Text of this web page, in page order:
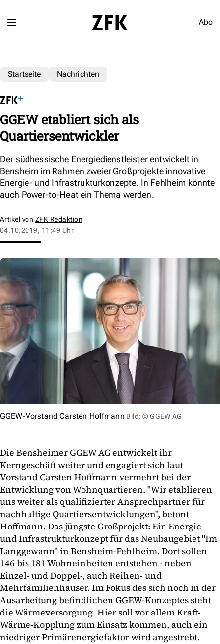
Abo
Startseite Nachrichten
GGEW etabliert sich als
Quartiersentwickler
Der südhessische Energiedienstleister entwickelt in
Bensheim im Rahmen zweier Großprojekte innovative
Energie- und Infrastrukturkonzepte. In Fehlheim könnte
auch Power-to-Heat ein Thema werden.
Artikel von ZFK Redaktion
04.10.2019, 11:49 Uhr
GGEW-Vorstand Carsten Hoffmann Bild: © GGEW AG
Die Bensheimer GGEW AG entwickelt ihr
Kerngeschäft weiter und engagiert sich laut
Vorstand Carsten Hoffmann vermehrt bei der
Entwicklung von Wohnquartieren. "Wir etablieren
uns weiter als qualifizierter Ansprechpartner für
nachhaltige Quartiersentwicklungen", betont
Hoffmann. Das jüngste Großprojekt: Ein Energie-
und Infrastrukturkonzept für das Neubaugebiet "Im
Langgewann" in Bensheim-Fehlheim. Dort sollen
146 bis 181 Wohneinheiten entstehen - neben
Einzel- und Doppel-, auch Reihen- und
Mehrfamilienhäuser. Im Fokus des sich noch in der
Ausarbeitung befindlichen GGEW-Konzeptes steht
die Wärmeversorgung. Hier soll vor allem Kraft-
Wärme-Kopplung zum Einsatz kommen, auch ein
niedriger Primärenergiefaktor wird angestrebt.